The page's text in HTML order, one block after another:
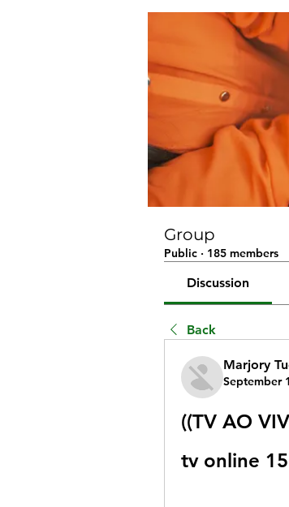
Group
Public · 185 members
Discussion
Back
Marjory
September
((TV AO
tv online